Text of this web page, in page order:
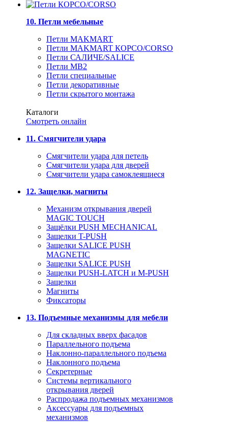
10. Петли мебельные
Петли MAKMART
Петли MAKMART КОРСО/CORSO
Петли САЛИЧЕ/SALICE
Петли MB2
Петли специальные
Петли декоративные
Петли скрытого монтажа
Каталоги
Смотреть онлайн
11. Смягчители удара
Смягчители удара для петель
Смягчители удара для дверей
Cмягчители удара самоклеящиеся
12. Защелки, магниты
Механизм открывания дверей
MAGIC TOUCH
Защёлки PUSH MECHANICAL
Защелки T-PUSH
Защелки SALICE PUSH
MAGNETIC
Защелки SALICE PUSH
Защелки PUSH-LATCH и M-PUSH
Защелки
Магниты
Фиксаторы
13. Подъемные механизмы для мебели
Для складных вверх фасадов
Параллельного подъема
Наклонно-параллельного подъема
Наклонного подъема
Секретерные
Системы вертикального
открывания дверей
Распродажа подъемных механизмов
Аксессуары для подъемных
механизмов